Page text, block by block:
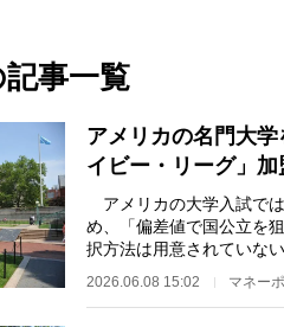
事一覧
アメリカの名門大
イビー・リーグ」
アメリカの大学入試で
め、「偏差値で国公立を
択方法は用意されていな
2026.06.08 15:02 マネー